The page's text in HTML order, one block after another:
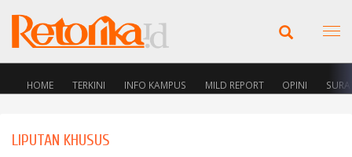
HOME TERKINI INFO KAMPUS MILD REPORT OPINI
LIPUTAN KHUSUS